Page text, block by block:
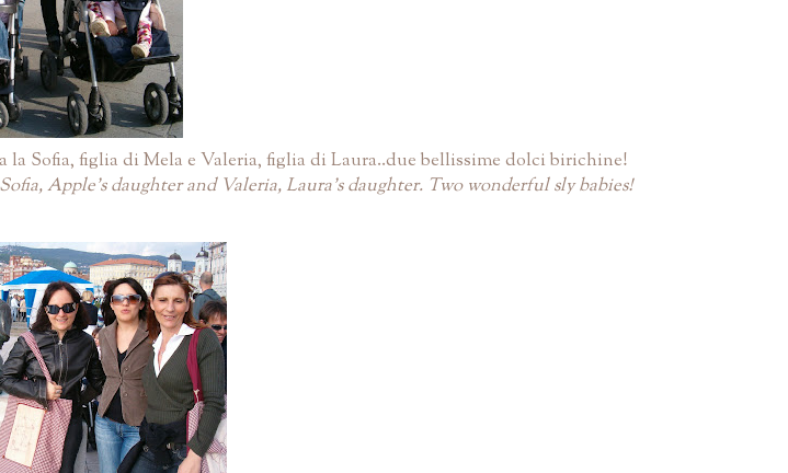
la Sofia, figlia di Mela e Valeria, figlia di Laura..due bellissime dolci birichine!
Apple's daughter and Valeria, Laura's daughter. Two wonderful sly babies!